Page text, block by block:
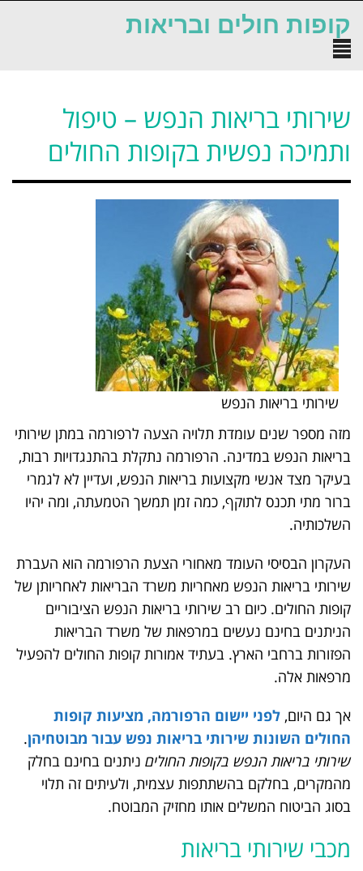
קופות חולים ובריאות
תפריט
שירותי בריאות הנפש – טיפול
ותמיכה נפשית בקופות החולים
שירותי בריאות הנפש
מזה מספר שנים עומדת תלויה הצעה לרפורמה במתן שירותי
בריאות הנפש במדינה. הרפורמה נתקלת בהתנגדויות רבות,
בעיקר מצד אנשי מקצועות בריאות הנפש, ועדיין לא לגמרי
ברור מתי תכנס לתוקף, כמה זמן תמשך הטמעתה, ומה יהיו
השלכותיה.
העקרון הבסיסי העומד מאחורי הצעת הרפורמה הוא העברת
שירותי בריאות הנפש מאחריות משרד הבריאות לאחריותן של
קופות החולים. כיום רב שירותי בריאות הנפש הציבוריים
הניתנים בחינם נעשים במרפאות של משרד הבריאות
הפזורות ברחבי הארץ. בעתיד אמורות קופות החולים להפעיל
מרפאות אלה.
אך גם היום, לפני יישום הרפורמה, מציעות קופות
החולים השונות שירותי בריאות נפש עבור מבוטחיהן.
שירותי בריאות הנפש בקופות החולים ניתנים בחינם בחלק
מהמקרים, בחלקם בהשתתפות עצמית, ולעיתים זה תלוי
בסוג הביטוח המשלים אותו מחזיק המבוטח.
מכבי שירותי בריאות